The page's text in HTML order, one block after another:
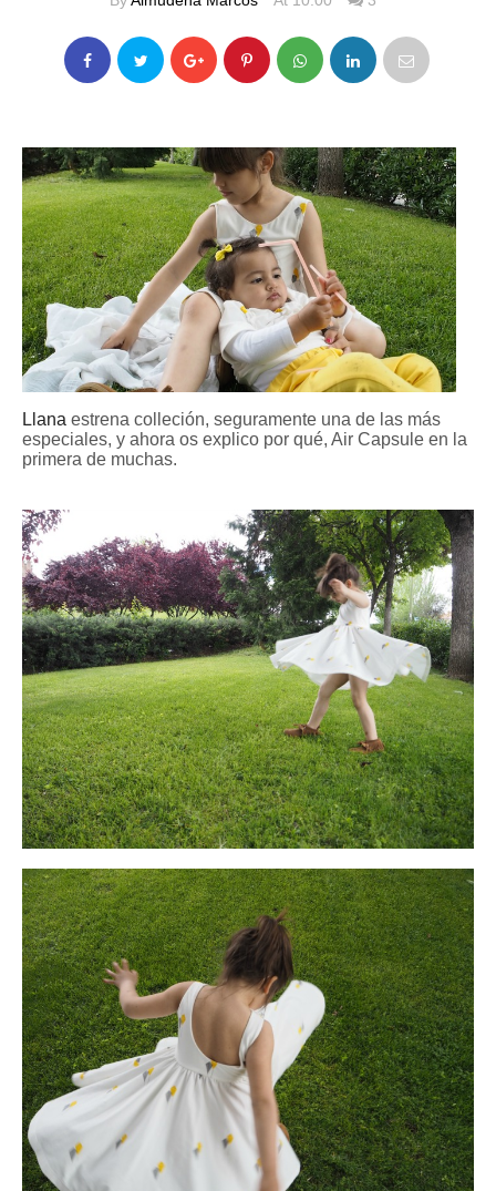
Llana estrena colleción, seguramente una de las más
especiales, y ahora os explico por qué, Air Capsule en la
primera de muchas.